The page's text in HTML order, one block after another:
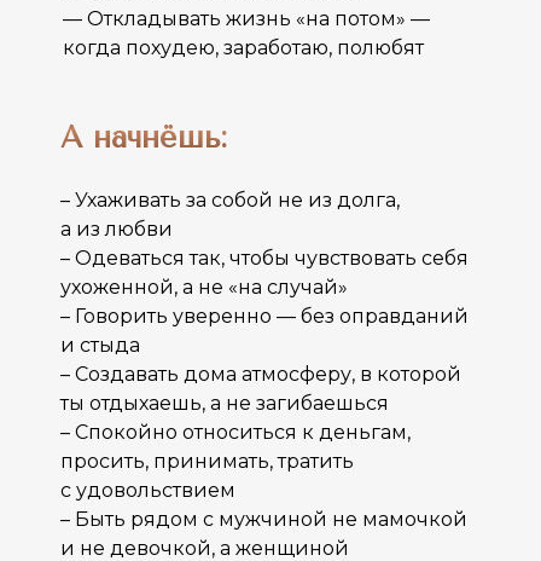
— Откладывать жизнь «на потом» —
когда похудею, заработаю, полюбят
– Ухаживать за собой не из долга,
а из любви
– Одеваться так, чтобы чувствовать себя
ухоженной, а не «на случай»
– Говорить уверенно — без оправданий
и стыда
– Создавать дома атмосферу, в которой
ты отдыхаешь, а не загибаешься
– Спокойно относиться к деньгам,
просить, принимать, тратить
с удовольствием
– Быть рядом с мужчиной не мамочкой
и не девочкой, а женщиной
А начнёшь: